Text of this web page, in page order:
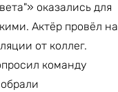
оказались для
Актёр провёл на
от коллег.
команду